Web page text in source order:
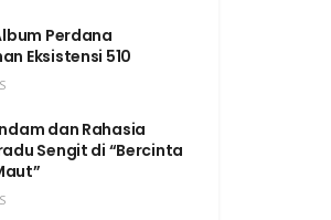
Perdana
Eksistensi 510
dan Rahasia
Sengit di “Bercinta